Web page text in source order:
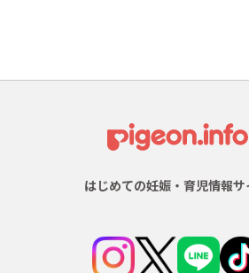
はじめての妊娠・育児情報サ